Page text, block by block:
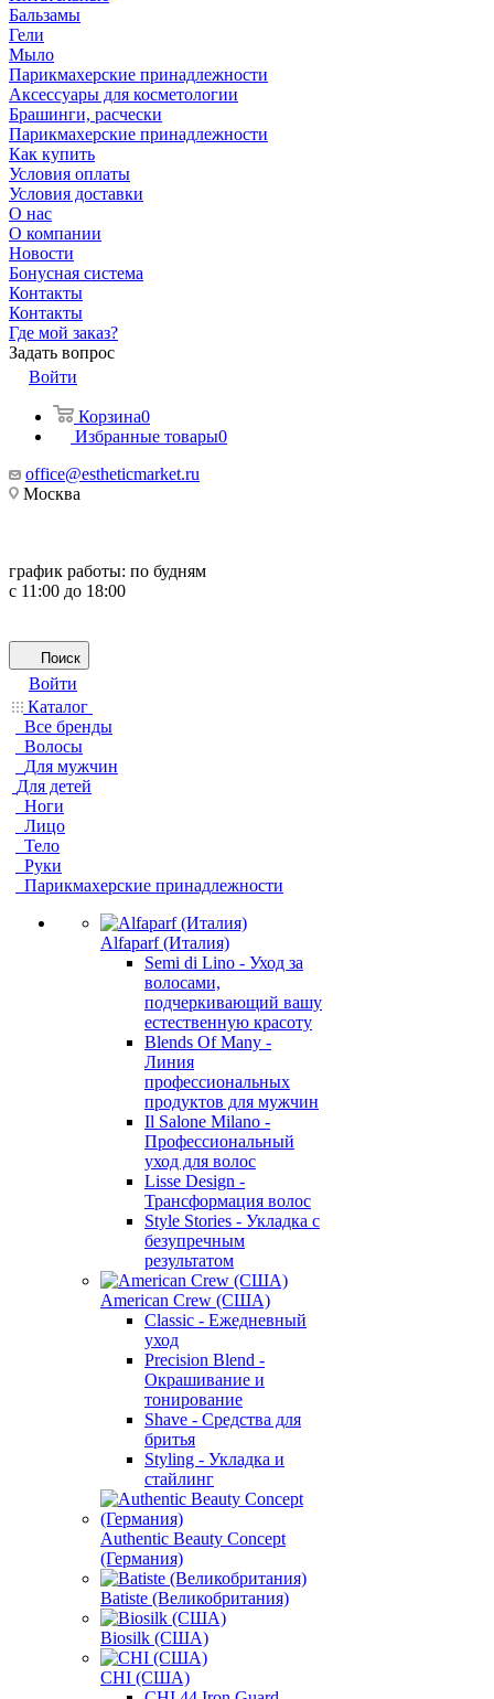
Бальзамы
Гели
Мыло
Парикмахерские принадлежности
Аксессуары для косметологии
Брашинги, расчески
Парикмахерские принадлежности
Как купить
Условия оплаты
Условия доставки
О нас
О компании
Новости
Бонусная система
Контакты
Контакты
Где мой заказ?
Задать вопрос
Войти
Корзина0
Избранные товары0
office@estheticmarket.ru
Москва
график работы: по будням
с 11:00 до 18:00
Поиск
Войти
Каталог
Все бренды
Волосы
Для мужчин
Для детей
Ноги
Лицо
Тело
Руки
Парикмахерские принадлежности
Alfaparf (Италия)
Semi di Lino - Уход за
волосами,
подчеркивающий вашу
естественную красоту
Blends Of Many -
Линия
профессиональных
продуктов для мужчин
Il Salone Milano -
Профессиональный
уход для волос
Lisse Design -
Трансформация волос
Style Stories - Укладка с
безупречным
результатом
American Crew (США)
Classic - Ежедневный
уход
Precision Blend -
Окрашивание и
тонирование
Shave - Средства для
бритья
Styling - Укладка и
стайлинг
Authentic Beauty Concept
(Германия)
Batiste (Великобритания)
Biosilk (США)
CHI (США)